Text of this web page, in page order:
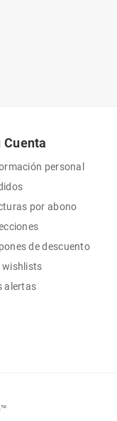
Cuenta
personal
por abono
de descuento
wishlists
alertas